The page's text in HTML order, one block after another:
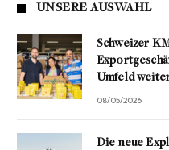
UNSERE AUSWAHL
Schweizer
Umfeld
08/05/2026
Die neue